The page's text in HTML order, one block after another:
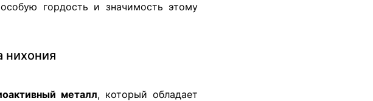
гордость и значимость этому
нихония
металл, который обладает